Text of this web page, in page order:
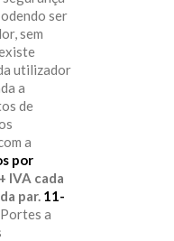
ser
sem
utilizador
a
de
a
por
IVA cada
par. 11-
a